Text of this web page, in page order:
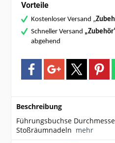
Vorteile
Kostenloser Versand „
Schneller Versand
abgehend
Beschreibung
Führungsbuchse
Stoßräumnadeln mehr